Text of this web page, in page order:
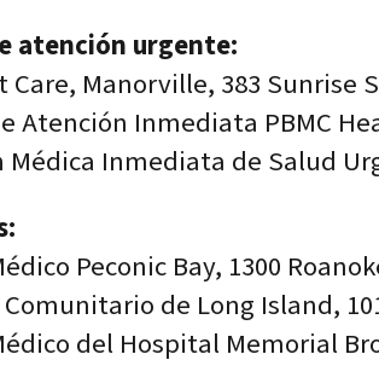
atención urgente:
Care, Manorville, 383 Sunrise
Atención Inmediata PBMC
Inmediata de Salud
Peconic Bay, 1300
de Long Island,
del Hospital Memorial